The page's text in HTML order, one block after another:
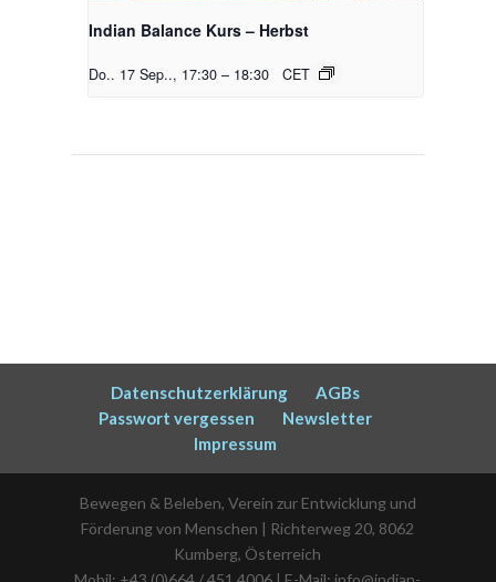
Indian Balance Kurs – Herbst
Do.. 17 Sep.., 17:30 – 18:30 CET
Datenschutzerklärung
AGBs
Passwort vergessen
Newsletter
Impressum
Bewegen & Beleben, Verein zur Entwicklung und
Förderung von Menschen | Richterweg 20, 8062
Kumberg, Österreich